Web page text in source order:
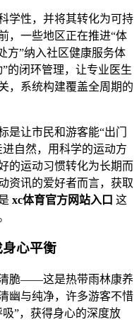
学性，并将其转化为可持
，一些地区正在推进“体
方”纳入社区健康服务体
闭环管理，让专业医生
，系统构建覆盖全周期的
是让市民和游客能“出门
自然，用科学的运动方
的运动习惯转化为长期而
资讯的爱好者而言，获取
xc体育官方网站入口 这
心平衡
脆——这是热带雨林康养
幽与纯净，许多游客不惜
”，获得身心的深度放